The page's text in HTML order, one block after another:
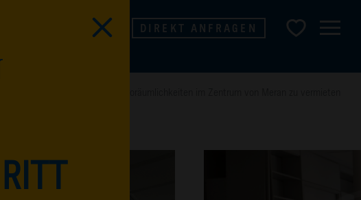
BLOG DIREKT ANFRAGEN